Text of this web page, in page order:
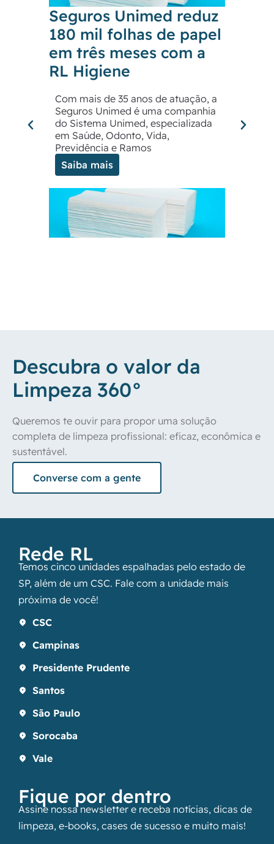
Seguros Unimed reduz
180 mil folhas de papel
em três meses com a
RL Higiene
Com mais de 35 anos de atuação, a
Seguros Unimed é uma companhia
do Sistema Unimed, especializada
em Saúde, Odonto, Vida,
Previdência e Ramos
Saiba mais
Descubra o valor da
Limpeza 360°
Queremos te ouvir para propor uma solução
completa de limpeza profissional: eficaz, econômica e
sustentável.
Converse com a gente
Rede RL
Temos cinco unidades espalhadas pelo estado de
SP, além de um CSC. Fale com a unidade mais
próxima de você!
CSC
Campinas
Presidente Prudente
Santos
São Paulo
Sorocaba
Vale
Fique por dentro
Assine nossa newsletter e receba notícias, dicas de
limpeza, e-books, cases de sucesso e muito mais!